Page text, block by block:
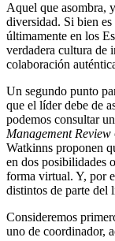
Aquel que asombra,
diversidad. Si bien es
últimamente en los
verdadera cultura de
colaboración
Un segundo punto
que el líder debe de
podemos consultar
Management Review
Watkinns proponen
en dos posibilidades
forma virtual. Y, por
distintos de parte del
Consideremos
uno de coordinador,